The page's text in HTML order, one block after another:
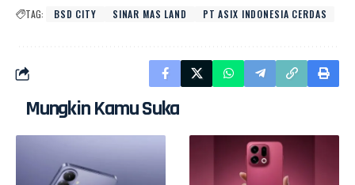
TAG: BSD CITY SINAR MAS LAND PT ASIX INDONESIA CERDAS
Mungkin Kamu Suka